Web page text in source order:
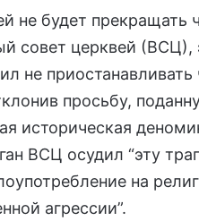
не будет прекращать
совет церквей (ВСЦ),
не приостанавливать
просьбу,
историческая
ВСЦ осудил “эту
на
агрессии”.